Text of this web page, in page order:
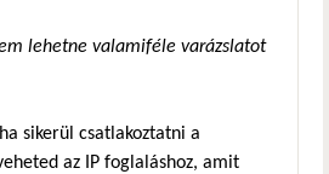
lehetne valamiféle varázslatot
sikerül csatlakoztatni a
az IP foglaláshoz, amit